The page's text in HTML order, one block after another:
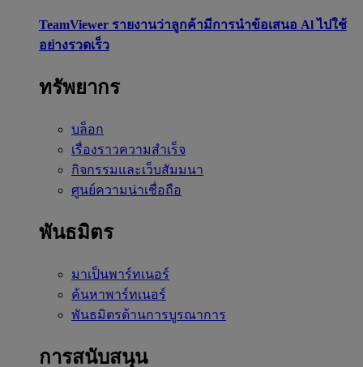
TeamViewer รายงานว่าลูกค้ามีการนำข้อเสนอ Al ไปใช้
อย่างรวดเร็ว
ทรัพยากร
บล็อก
เรื่องราวความสำเร็จ
กิจกรรมและเว็บสัมมนา
ศูนย์ความน่าเชื่อถือ
พันธมิตร
มาเป็นพาร์ทเนอร์
ค้นหาพาร์ทเนอร์
พันธมิตรด้านการบูรณาการ
การสนับสนุน